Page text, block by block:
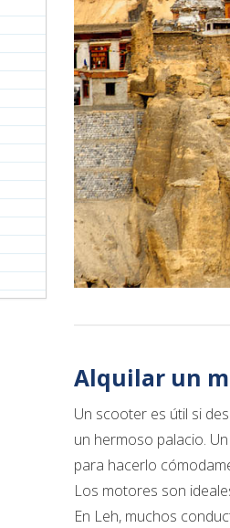
Alquilar un
Un scooter es útil si
un hermoso palacio.
para hacerlo
Los motores son
En Leh, muchos